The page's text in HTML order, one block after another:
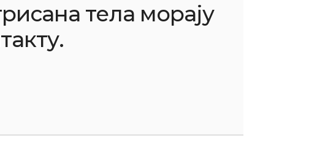
тела морају